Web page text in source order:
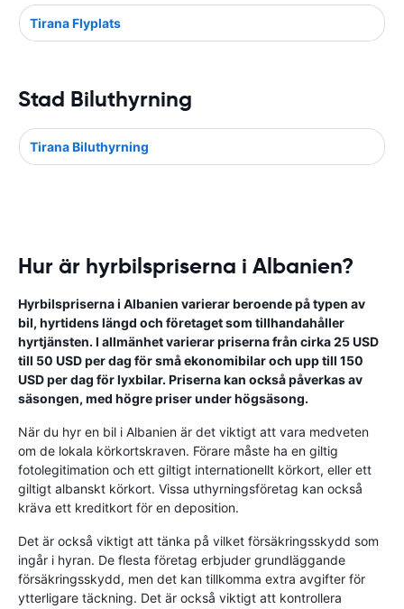
Tirana Flyplats
Stad Biluthyrning
Tirana Biluthyrning
Hur är hyrbilspriserna i Albanien?
Hyrbilspriserna i Albanien varierar beroende på typen av
bil, hyrtidens längd och företaget som tillhandahåller
hyrtjänsten. I allmänhet varierar priserna från cirka 25 USD
till 50 USD per dag för små ekonomibilar och upp till 150
USD per dag för lyxbilar. Priserna kan också påverkas av
säsongen, med högre priser under högsäsong.
När du hyr en bil i Albanien är det viktigt att vara medveten
om de lokala körkortskraven. Förare måste ha en giltig
fotolegitimation och ett giltigt internationellt körkort, eller ett
giltigt albanskt körkort. Vissa uthyrningsföretag kan också
kräva ett kreditkort för en deposition.
Det är också viktigt att tänka på vilket försäkringsskydd som
ingår i hyran. De flesta företag erbjuder grundläggande
försäkringsskydd, men det kan tillkomma extra avgifter för
ytterligare täckning. Det är också viktigt att kontrollera